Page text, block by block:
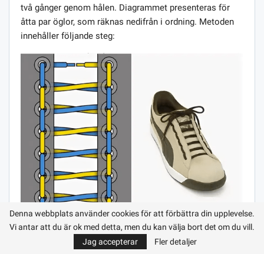
två gånger genom hålen. Diagrammet presenteras för
åtta par öglor, som räknas nedifrån i ordning. Metoden
innehåller följande steg:
Skosnören sätts in från botten i de första hålen
Denna webbplats använder cookies för att förbättra din upplevelse.
Vi antar att du är ok med detta, men du kan välja bort det om du vill.
Jag accepterar
Fler detaljer